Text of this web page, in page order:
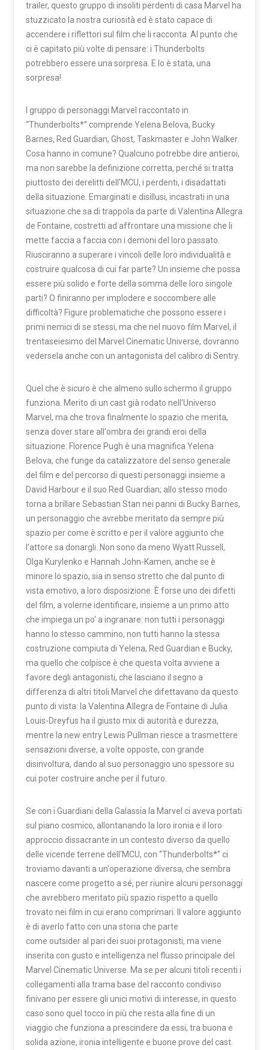
trailer, questo gruppo di insoliti perdenti di casa Marvel ha
stuzzicato la nostra curiosità ed è stato capace di
accendere i riflettori sul film che li racconta. Al punto che
ci è capitato più volte di pensare: i Thunderbolts
potrebbero essere una sorpresa. E lo è stata, una
sorpresa!
l gruppo di personaggi Marvel raccontato in
“Thunderbolts*” comprende Yelena Belova, Bucky
Barnes, Red Guardian, Ghost, Taskmaster e John Walker.
Cosa hanno in comune? Qualcuno potrebbe dire antieroi,
ma non sarebbe la definizione corretta, perché si tratta
piuttosto dei derelitti dell'MCU, i perdenti, i disadattati
della situazione. Emarginati e disillusi, incastrati in una
situazione che sa di trappola da parte di Valentina Allegra
de Fontaine, costretti ad affrontare una missione che li
mette faccia a faccia con i demoni del loro passato.
Riusciranno a superare i vincoli delle loro individualità e
costruire qualcosa di cui far parte? Un insieme che possa
essere più solido e forte della somma delle loro singole
parti? O finiranno per implodere e soccombere alle
difficoltà? Figure problematiche che possono essere i
primi nemici di se stessi, ma che nel nuovo film Marvel, il
trentaseiesimo del Marvel Cinematic Universe, dovranno
vedersela anche con un antagonista del calibro di Sentry.
Quel che è sicuro è che almeno sullo schermo il gruppo
funziona. Merito di un cast già rodato nell'Universo
Marvel, ma che trova finalmente lo spazio che merita,
senza dover stare all'ombra dei grandi eroi della
situazione: Florence Pugh è una magnifica Yelena
Belova, che funge da catalizzatore del senso generale
del film e del percorso di questi personaggi insieme a
David Harbour e il suo Red Guardian; allo stesso modo
torna a brillare Sebastian Stan nei panni di Bucky Barnes,
un personaggio che avrebbe meritato da sempre più
spazio per come è scritto e per il valore aggiunto che
l'attore sa donargli. Non sono da meno Wyatt Russell,
Olga Kurylenko e Hannah John-Kamen, anche se è
minore lo spazio, sia in senso stretto che dal punto di
vista emotivo, a loro disposizione. È forse uno dei difetti
del film, a volerne identificare, insieme a un primo atto
che impiega un po' a ingranare: non tutti i personaggi
hanno lo stesso cammino, non tutti hanno la stessa
costruzione compiuta di Yelena, Red Guardian e Bucky,
ma quello che colpisce è che questa volta avviene a
favore degli antagonisti, che lasciano il segno a
differenza di altri titoli Marvel che difettavano da questo
punto di vista: la Valentina Allegra de Fontaine di Julia
Louis-Dreyfus ha il giusto mix di autorità e durezza,
mentre la new entry Lewis Pullman riesce a trasmettere
sensazioni diverse, a volte opposte, con grande
disinvoltura, dando al suo personaggio uno spessore su
cui poter costruire anche per il futuro.
Se con i Guardiani della Galassia la Marvel ci aveva portati
sul piano cosmico, allontanando la loro ironia e il loro
approccio dissacrante in un contesto diverso da quello
delle vicende terrene dell'MCU, con “Thunderbolts*” ci
troviamo davanti a un'operazione diversa, che sembra
nascere come progetto a sé, per riunire alcuni personaggi
che avrebbero meritato più spazio rispetto a quello
trovato nei film in cui erano comprimari. Il valore aggiunto
è di averlo fatto con una storia che parte
come outsider al pari dei suoi protagonisti, ma viene
inserita con gusto e intelligenza nel flusso principale del
Marvel Cinematic Universe. Ma se per alcuni titoli recenti i
collegamenti alla trama base del racconto condiviso
finivano per essere gli unici motivi di interesse, in questo
caso sono quel tocco in più che resta alla fine di un
viaggio che funziona a prescindere da essi, tra buona e
solida azione, ironia intelligente e buone prove del cast.